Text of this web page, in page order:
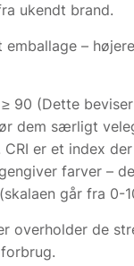
ukendt brand.
–
90 (Dette
dem særligt
CRI er et index
farver –
går fra 0-
overholder de